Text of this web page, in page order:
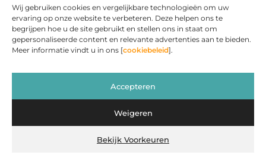
Wij gebruiken cookies en vergelijkbare technologieën om uw
ervaring op onze website te verbeteren. Deze helpen ons te
begrijpen hoe u de site gebruikt en stellen ons in staat om
gepersonaliseerde content en relevante advertenties aan te bieden.
Meer informatie vindt u in ons [cookiebeleid].
Accepteren
Weigeren
Bekijk Voorkeuren
www.procardvlinders.nl.
Procardvlinders.nl – Jouw bron van inspirerende
inspireren.